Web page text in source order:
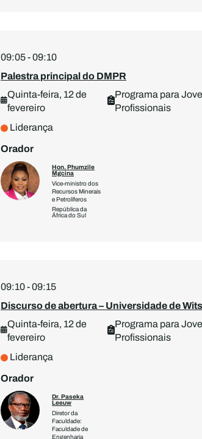
09:05 - 09:10
Palestra principal do DMPR
Quinta-feira, 12 de
fevereiro
Programa para
Profissionais
Liderança
Orador
Hon. Phumzile
Mgcina
Vice-ministro dos
Recursos Minerais
e Petrolíferos
República da
África do Sul
09:10 - 09:15
Discurso de abertura – Universidade de Wits
Quinta-feira, 12 de
fevereiro
Programa para
Profissionais
Liderança
Orador
Dr. Paseka
Leeuw
Diretor da
Faculdade:
Faculdade de
Engenharia